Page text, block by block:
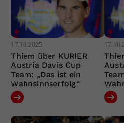
17.10.2025
Thiem über KURIER
Austria Davis Cup
Team: „Das ist ein
Wahnsinnserfolg“